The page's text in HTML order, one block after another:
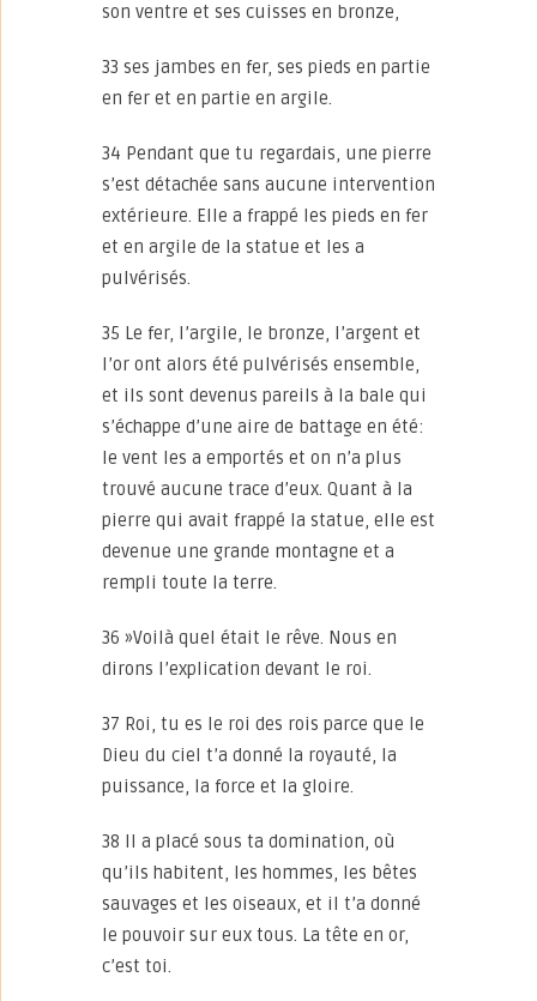
son ventre et ses cuisses en bronze,
33 ses jambes en fer, ses pieds en partie
en fer et en partie en argile.
34 Pendant que tu regardais, une pierre
s’est détachée sans aucune intervention
extérieure. Elle a frappé les pieds en fer
et en argile de la statue et les a
pulvérisés.
35 Le fer, l’argile, le bronze, l’argent et
l’or ont alors été pulvérisés ensemble,
et ils sont devenus pareils à la bale qui
s’échappe d’une aire de battage en été:
le vent les a emportés et on n’a plus
trouvé aucune trace d’eux. Quant à la
pierre qui avait frappé la statue, elle est
devenue une grande montagne et a
rempli toute la terre.
36 »Voilà quel était le rêve. Nous en
dirons l’explication devant le roi.
37 Roi, tu es le roi des rois parce que le
Dieu du ciel t’a donné la royauté, la
puissance, la force et la gloire.
38 Il a placé sous ta domination, où
qu’ils habitent, les hommes, les bêtes
sauvages et les oiseaux, et il t’a donné
le pouvoir sur eux tous. La tête en or,
c’est toi.